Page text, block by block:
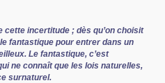
incertitude ; dès qu’on choisit
fantastique pour entrer dans un
Le fantastique, c’est
ne connaît que les lois naturelles,
surnaturel.